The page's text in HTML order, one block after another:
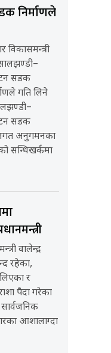
निर्माणले
विकासमन्त्री
सडक
गति लिने
सडक
अनुगमनका
सन्धिखर्कमा
वालेन्द्र
रहेका,
र
पैदा गरेका
सार्वजनिक
आशालाग्दा